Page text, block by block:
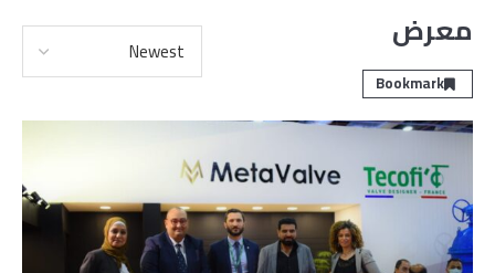
معرض
Bookmark